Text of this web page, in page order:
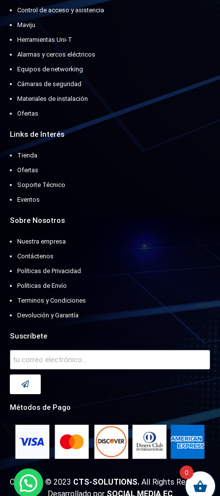
Control de acceso y asistencia
Maviju
Herramientas Uni-T
Alarmas y cercos eléctricos
Equipos de networking
Cámaras de seguridad
Materiales de instalación
Ofertas
Links de Interés
Tienda
Ofertas
Soporte Técnico
Eventos
Sobre Nosotros
Nuestra empresa
Contáctenos
Políticas de Privacidad
Políticas de Envío
Terminos y Condiciones
Devolución y Garantía
Suscríbete
Métodos de Pago
Copyright © 2023 CTS-SOLUTIONS.All Rights Reserved.
Desarrollado por SOCIAL MEDIA EC
0